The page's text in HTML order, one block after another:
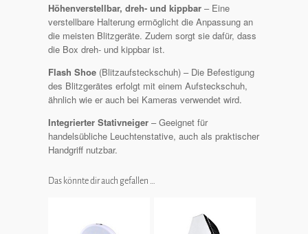
Höhenverstellbar, dreh- und kippbar – Eine
verstellbare Halterung ermöglicht die Anpassung an
die meisten Blitzgeräte. Zudem sorgt sie dafür, dass
die Box dreh- und kippbar ist.
Flash Shoe (Blitzaufsteckschuh) – Die Befestigung
des Blitzgerätes erfolgt mit einem Aufsteckschuh,
ähnlich wie er auch bei Kameras verwendet wird.
Integrierter Stativneiger – Geeignet für
handelsübliche Leuchtenstative, auch als praktischer
Handgriff nutzbar.
Das könnte dir auch gefallen …